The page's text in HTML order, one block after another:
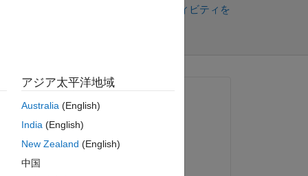
サインインしてアクティビティを
2024 年 3 月 12 日
アジア太平洋地域
Australia(English)
India(English)
New Zealand (English)
中国